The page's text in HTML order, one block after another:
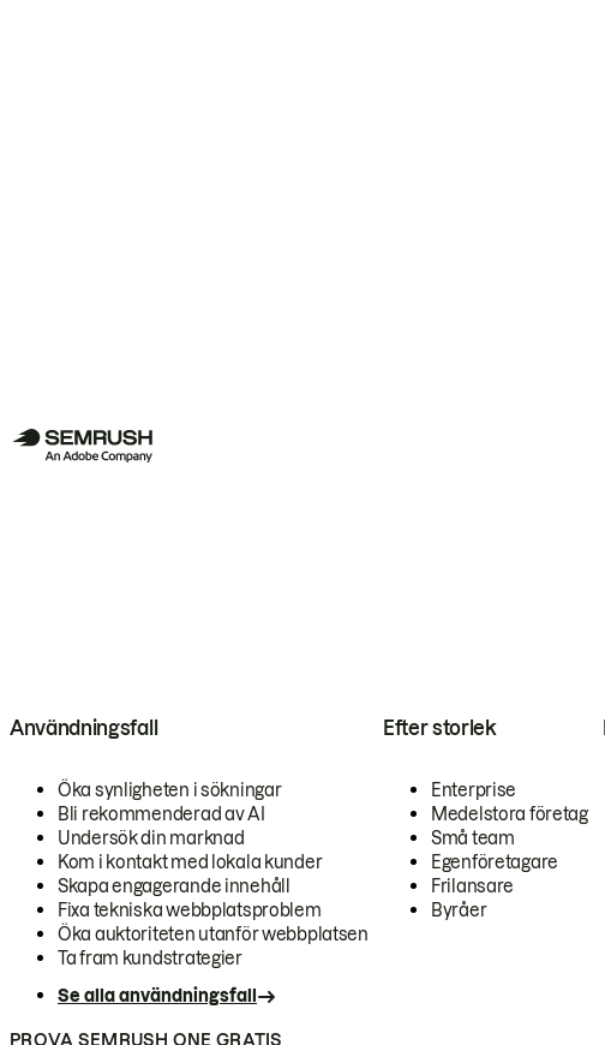
Användningsfall
Öka synligheten i sökningar
Bli rekommenderad av AI
Undersök din marknad
Kom i kontakt med lokala kunder
Skapa engagerande innehåll
Fixa tekniska webbplatsproblem
Öka auktoriteten utanför webbplatsen
Ta fram kundstrategier
Se alla användningsfall
Efter storlek
Enterprise
Medelstora företag
Små team
Egenföretagare
Frilansare
Byråer
PROVA SEMRUSH ONE GRATIS